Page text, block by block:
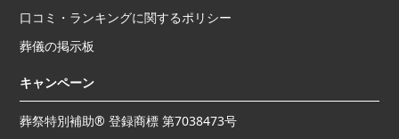
口コミ・ランキングに関するポリシー
葬儀の掲示板
キャンペーン
葬祭特別補助® 登録商標 第7038473号